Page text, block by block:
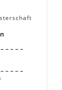
– – – –
– – – –